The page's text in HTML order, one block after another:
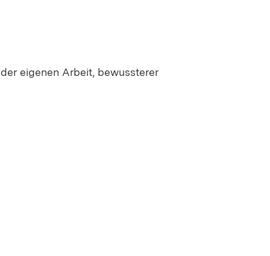
eigenen Arbeit, bewussterer